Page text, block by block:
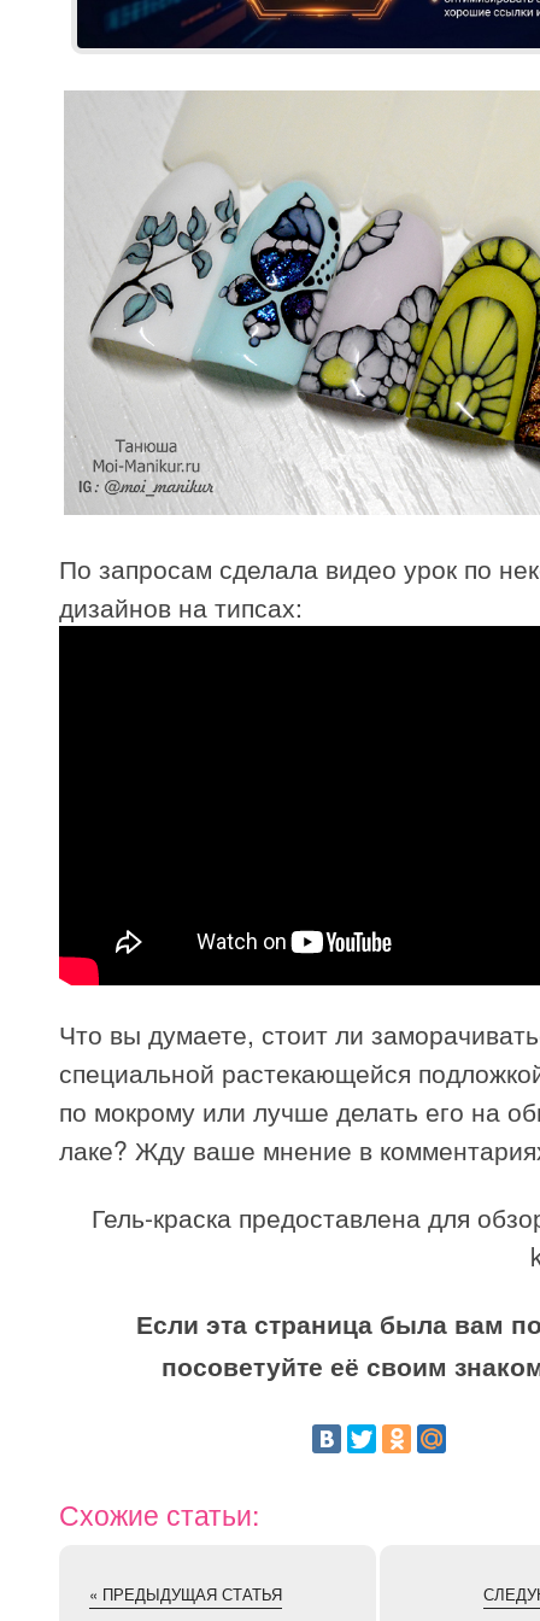
По запросам сделала видео урок по
дизайнов на типсах:
Что вы думаете, стоит ли
специальной растекающейся
по мокрому или лучше делать его на
лаке? Жду ваше мнение в
Гель-краска предоставлена для
Если эта страница была вам
посоветуйте её своим
Схожие статьи:
« ПРЕДЫДУЩАЯ СТАТЬЯ